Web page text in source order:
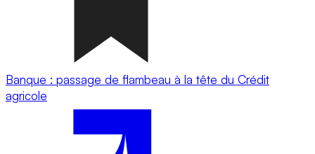
Banque : passage de flambeau à la tête du Crédit
agricole